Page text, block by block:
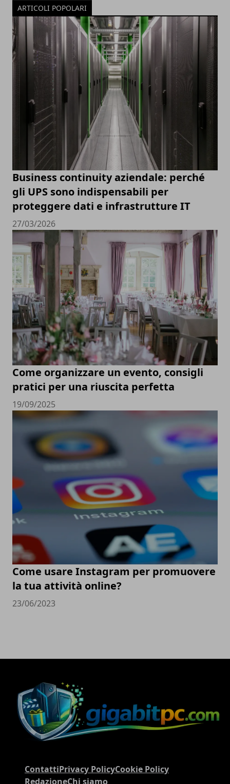
ARTICOLI POPOLARI
Business continuity aziendale: perché
gli UPS sono indispensabili per
proteggere dati e infrastrutture IT
27/03/2026
Come organizzare un evento, consigli
pratici per una riuscita perfetta
19/09/2025
Come usare Instagram per promuovere
la tua attività online?
23/06/2023
ContattiPrivacy PolicyCookie Policy
RedazioneChi siamo